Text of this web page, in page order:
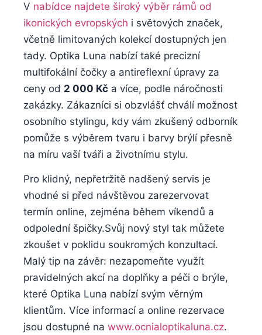
V nabídce najdete široký výběr rámů od
ikonických evropských i světových značek,
včetně limitovaných kolekcí dostupných jen
tady. Optika Luna nabízí také precizní
multifokální čočky a antireflexní úpravy za
ceny od 2 000 Kč a více, podle náročnosti
zakázky. Zákazníci si obzvlášť chválí možnost
osobního stylingu, kdy vám zkušený odborník
pomůže s výběrem tvaru i barvy brýlí přesně
na míru vaší tváři a životnímu stylu.
Pro klidný, nepřetržitě nadšený servis je
vhodné si před návštěvou zarezervovat
termín online, zejména během víkendů a
odpolední špičky.Svůj nový styl tak můžete
zkoušet v poklidu soukromých konzultací.
Malý tip na závěr: nezapomeňte využít
pravidelných akcí na doplňky a péči o brýle,
které Optika Luna nabízí svým věrným
klientům. Více informací a online rezervace
jsou dostupné na www.ocnialoptikaluna.cz.